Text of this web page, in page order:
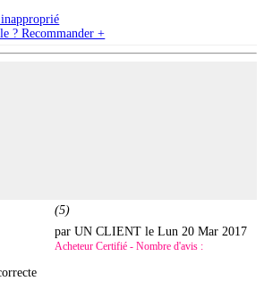
? Recommander +
(5)
par UN CLIENT leLun 20 Mar 2017
Acheteur Certifié - Nombre d'avis :